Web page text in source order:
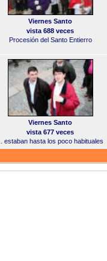
Viernes Santo
vista 688 veces
Procesión del Santo Entierro
Viernes Santo
vista 677 veces
... estaban hasta los poco habituales